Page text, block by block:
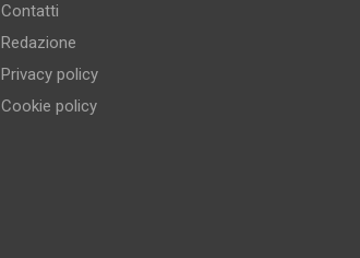
Contatti
Redazione
Privacy policy
Cookie policy